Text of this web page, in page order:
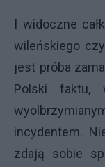
I widoczne
wileńskiego
jest próba
Polski faktu,
incydentem.
zdają sobie